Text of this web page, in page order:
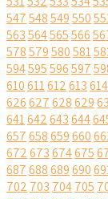
547548549550
563564565566
578579580581
594595596597
610611612613614
626627628629
641642643644
657658659660
672673674675
687688689690
702 703 704705